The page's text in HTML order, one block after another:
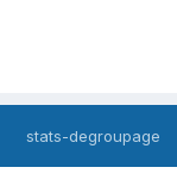
stats-degroupage